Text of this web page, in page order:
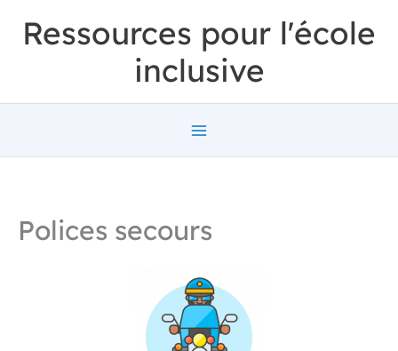
Ressources pour l'école
inclusive
Polices secours